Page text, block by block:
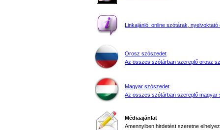
Linkajánló: online szótárak, nyelvoktató
Orosz szószedet
Az összes szótárban szereplő orosz
Magyar szószedet
Az összes szótárban szereplő magyar
Médiaajánlat
Amennyiben hirdetést szeretne